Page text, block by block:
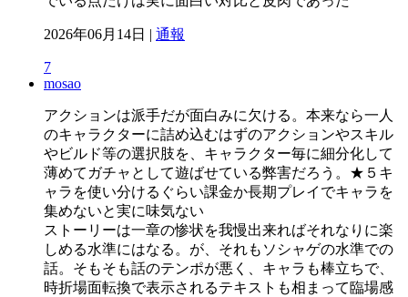
2026年06月14日 | 通報
7
mosao
アクションは派手だが面白みに欠ける。本来なら一人
のキャラクターに詰め込むはずのアクションやスキル
やビルド等の選択肢を、キャラクター毎に細分化して
薄めてガチャとして遊ばせている弊害だろう。★５キ
ャラを使い分けるぐらい課金か長期プレイでキャラを
集めないと実に味気ない
ストーリーは一章の惨状を我慢出来ればそれなりに楽
しめる水準にはなる。が、それもソシャゲの水準での
話。そもそも話のテンポが悪く、キャラも棒立ちで、
時折場面転換で表示されるテキストも相まって臨場感